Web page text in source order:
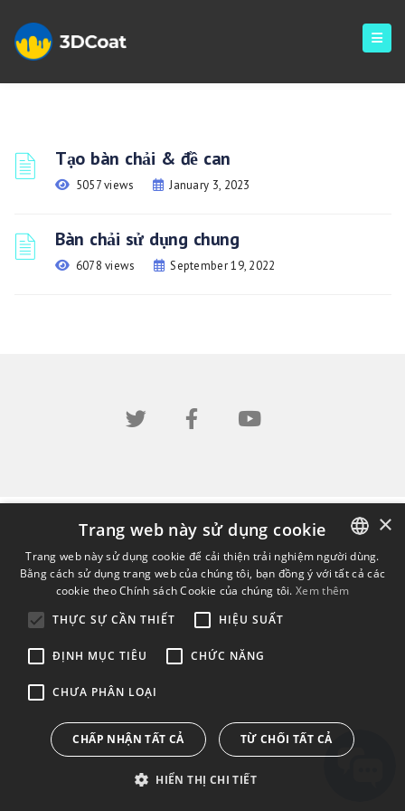
Tạo bàn chải & đề can
5057 views January 3, 2023
Bàn chải sử dụng chung
6078 views September 19, 2022
ENGLISH
DUTCH
ESTONIAN
×
Trang web này sử dụng cookie
Trang web này sử dụng cookie để cải thiện trải nghiệm người dùng.
Bằng cách sử dụng trang web của chúng tôi, bạn đồng ý với tất cả các
cookie theo Chính sách Cookie của chúng tôi. Xem thêm
THỰC SỰ CẦN THIẾT
HIỆU SUẤT
ĐỊNH MỤC TIÊU CHỨC NĂNG
CHƯA PHÂN LOẠI
CHẤP NHẬN TẤT CẢ TỪ CHỐI TẤT CẢ
HIỂN THỊ CHI TIẾT